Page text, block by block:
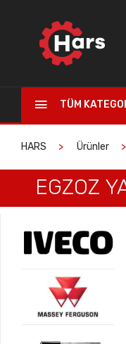
TÜM
HARS Ürünler
EGZOZ